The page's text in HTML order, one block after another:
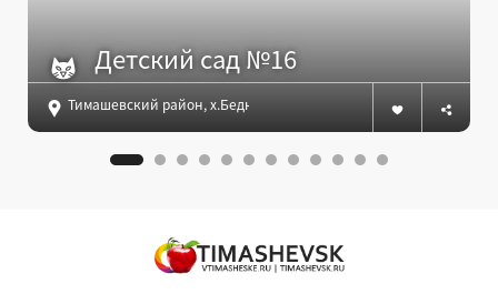
Детский сад №16
Тимашевский район, х.Беднягина, ул.Школьная, д.7